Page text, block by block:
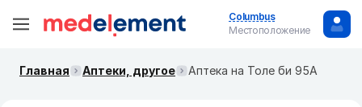
Columbus
Местоположение
Главная Аптеки, другое Аптека на Толе би 95А